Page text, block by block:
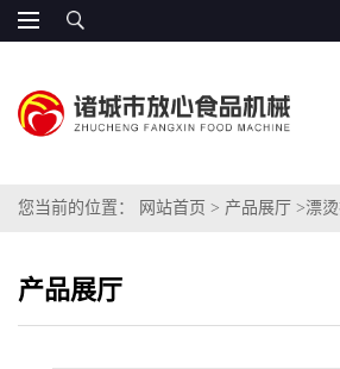
您当前的位置： 网站首页 > 产品展厅 >漂
产品展厅